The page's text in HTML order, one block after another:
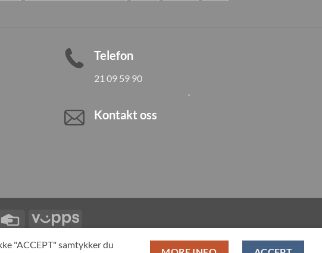
Telefon
21 09 59 90
Kontakt oss
Credit
Card
Vipps
KONTO ALL PRODUCTS
"ACCEPT" samtykker du